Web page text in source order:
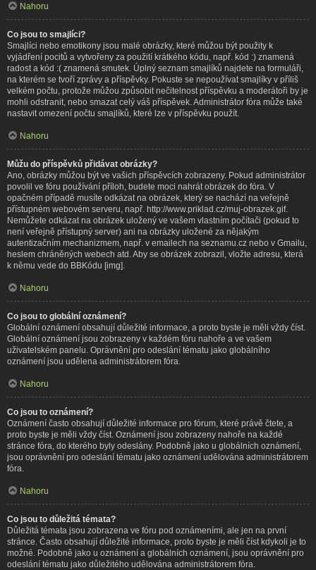
Nahoru
Co jsou to smajlíci?
Smajlíci nebo emotikony jsou malé obrázky, které můžou být použity k
vyjádření pocitů a vytvořeny za použití krátkého kódu, např. kód :) znamená
radost a kód :( znamená smutek. Úplný seznam smajlíků najdete na formuláři,
na kterém se tvoří zprávy a příspěvky. Pokuste se nepoužívat smajlíky v příliš
velkém počtu, protože můžou způsobit nečitelnost příspěvku a moderátoři by je
mohli odstranit, nebo smazat celý váš příspěvek. Administrátor fóra může také
nastavit omezení počtu smajlíků, které lze v příspěvku použít.
Nahoru
Můžu do příspěvků přidávat obrázky?
Ano, obrázky můžou být ve vašich příspěvcích zobrazeny. Pokud administrátor
povolil ve fóru používání příloh, budete moci nahrát obrázek do fóra. V
opačném případě musíte odkázat na obrázek, který se nachází na veřejně
přístupném webovém serveru, např. http://www.priklad.cz/muj-obrazek.gif.
Nemůžete odkázat na obrázek uložený ve vašem vlastním počítači (pokud to
není veřejně přístupný server) ani na obrázky uložené za nějakým
autentizačním mechanizmem, např. v emailech na seznamu.cz nebo v Gmailu,
heslem chráněných webech atd. Aby se obrázek zobrazil, vložte adresu, která
k němu vede do BBKódu [img].
Nahoru
Co jsou to globální oznámení?
Globální oznámení obsahují důležité informace, a proto byste je měli vždy číst.
Globální oznámení jsou zobrazeny v každém fóru nahoře a ve vašem
uživatelském panelu. Oprávnění pro odeslání tématu jako globálního
oznámení jsou udělena administrátorem fóra.
Nahoru
Co jsou to oznámení?
Oznámení často obsahují důležité informace pro fórum, které právě čtete, a
proto byste je měli vždy číst. Oznámení jsou zobrazeny nahoře na každé
stránce fóra, do kterého byly odeslány. Podobně jako u globálních oznámení,
jsou oprávnění pro odeslání tématu jako oznámení udělována administrátorem
fóra.
Nahoru
Co jsou to důležitá témata?
Důležitá témata jsou zobrazena ve fóru pod oznámeními, ale jen na první
stránce. Často obsahují důležité informace, proto byste je měli číst kdykoli je to
možné. Podobně jako u oznámení a globálních oznámení, jsou oprávnění pro
odeslání tématu jako důležitého udělována administrátorem fóra.